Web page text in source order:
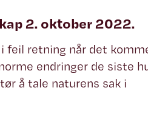
2. oktober 2022.
feil retning når det
endringer de siste
å tale naturens sak i